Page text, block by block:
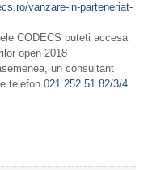
vanzare-in-parteneriat-
CODECS puteti accesa
open 2018
un consultant
telefon 021.252.51.82/3/4